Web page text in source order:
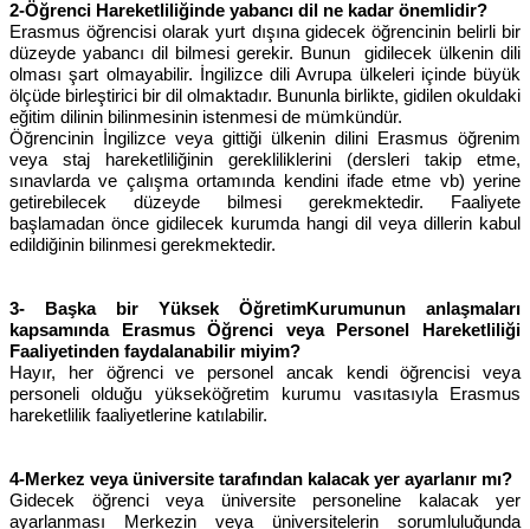
2-Öğrenci Hareketliliğinde yabancı dil ne kadar önemlidir?
Erasmus öğrencisi olarak yurt dışına gidecek öğrencinin belirli bir
düzeyde yabancı dil bilmesi gerekir. Bunun gidilecek ülkenin dili
olması şart olmayabilir. İngilizce dili Avrupa ülkeleri içinde büyük
ölçüde birleştirici bir dil olmaktadır. Bununla birlikte, gidilen okuldaki
eğitim dilinin bilinmesinin istenmesi de mümkündür.
Öğrencinin İngilizce veya gittiği ülkenin dilini Erasmus öğrenim
veya staj hareketliliğinin gerekliliklerini (dersleri takip etme,
sınavlarda ve çalışma ortamında kendini ifade etme vb) yerine
getirebilecek düzeyde bilmesi gerekmektedir. Faaliyete
başlamadan önce gidilecek kurumda hangi dil veya dillerin kabul
edildiğinin bilinmesi gerekmektedir.
3-
Başka bir Yüksek ÖğretimKurumunun anlaşmaları
kapsamında Erasmus Öğrenci veya Personel Hareketliliği
Faaliyetinden faydalanabilir miyim?
Hayır, her öğrenci ve personel ancak kendi öğrencisi veya
personeli olduğu yükseköğretim kurumu vasıtasıyla Erasmus
hareketlilik faaliyetlerine katılabilir.
4-Merkez veya üniversite tarafından kalacak yer ayarlanır mı?
Gidecek öğrenci veya üniversite personeline kalacak yer
ayarlanması Merkezin veya üniversitelerin sorumluluğunda